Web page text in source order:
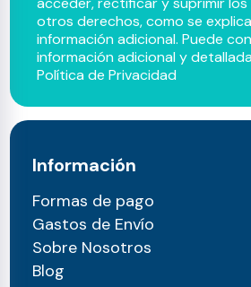
otros derechos, como se
información adicional. Puede
información adicional y
Política de Privacidad
Información
Formas de pago
Gastos de Envío
Sobre Nosotros
Blog